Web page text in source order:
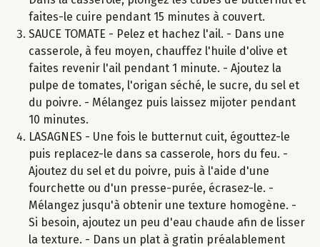
faites-le cuire pendant 15 minutes à couvert.
SAUCE TOMATE - Pelez et hachez l'ail. - Dans une
casserole, à feu moyen, chauffez l'huile d'olive et
faites revenir l'ail pendant 1 minute. - Ajoutez la
pulpe de tomates, l'origan séché, le sucre, du sel et
du poivre. - Mélangez puis laissez mijoter pendant
10 minutes.
LASAGNES - Une fois le butternut cuit, égouttez-le
puis replacez-le dans sa casserole, hors du feu. -
Ajoutez du sel et du poivre, puis à l'aide d'une
fourchette ou d'un presse-purée, écrasez-le. -
Mélangez jusqu'à obtenir une texture homogène. -
Si besoin, ajoutez un peu d'eau chaude afin de lisser
la texture. - Dans un plat à gratin préalablement